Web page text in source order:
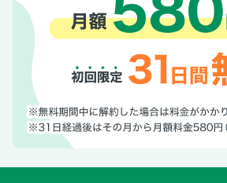
目のために、特にとりたい視神経の
ク質
ベジファーストで血糖値上昇を緩や
起こしにくい食べ方
GI値が低い食材を知って高血糖を防ぐ
目の健康には腸が超重要！腸活で目の
る
視神経にダメージを与える活性酸素を